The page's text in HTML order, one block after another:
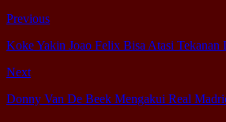
Previous
Koke Yakin Joao Felix Bisa Atasi Tekanan
Next
Donny Van De Beek Mengakui Real